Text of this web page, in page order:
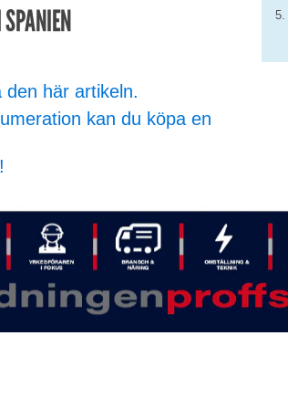
SPANIEN
den här artikeln.
kan du köpa en